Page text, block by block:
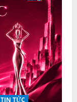
TIN TỨC